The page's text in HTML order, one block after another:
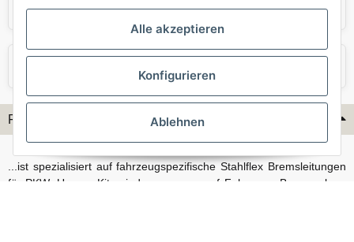
Alle akzeptieren
Konfigurieren
Ablehnen
Skoda Smart
Flex-Hydraulik...
...ist spezialisiert auf fahrzeugspezifische Stahlflex Bremsleitungen
für PKW. Unsere Kits sind passgenau auf Fahrzeug, Bremsanlage